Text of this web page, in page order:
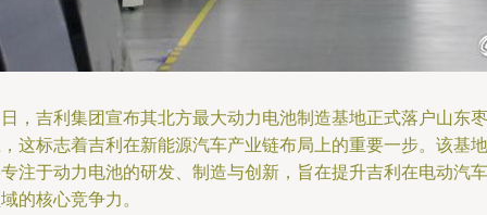
，吉利集团宣布其北方最大动力电池制造基地正式落户山东枣
这标志着吉利在新能源汽车产业链布局上的重要一步。该基地
注于动力电池的研发、制造与创新，旨在提升吉利在电动汽车
的核心竞争力。